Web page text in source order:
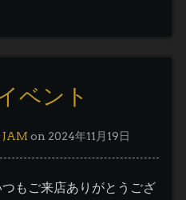
ベント
on 2024年11月19日
つもご来店ありがとうござ